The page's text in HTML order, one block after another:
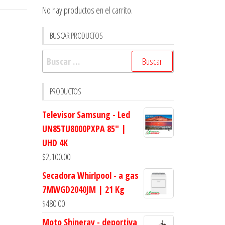
No hay productos en el carrito.
BUSCAR PRODUCTOS
Buscar:
PRODUCTOS
Televisor Samsung - Led
UN85TU8000PXPA 85" |
UHD 4K
$2,100.00
Secadora Whirlpool - a gas
7MWGD2040JM | 21 Kg
$480.00
Moto Shineray - deportiva